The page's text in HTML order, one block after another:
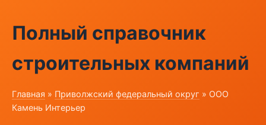
Полный справочник
строительных компаний
Главная » Приволжский федеральный округ » ООО
Камень Интерьер